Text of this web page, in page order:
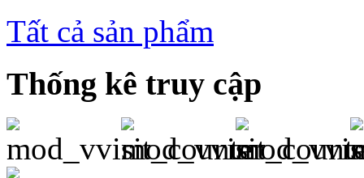
Tất cả sản phẩm
Thống kê truy cập